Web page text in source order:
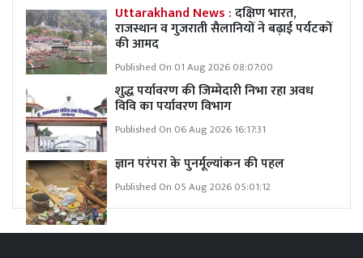
Uttarakhand News :दक्षिण भारत,
राजस्थान व गुजराती सैलानियों ने बढ़ाई पर्यटकों
की आमद
Published On 01 Aug 2026 08:07:00
शुद्ध पर्यावरण की जिम्मेदारी निभा रहा अवध
विवि का पर्यावरण विभाग
Published On 06 Aug 2026 16:17:31
ज्ञान परंपरा के पुनर्मूल्यांकन की पहल
Published On 05 Aug 2026 05:01:12